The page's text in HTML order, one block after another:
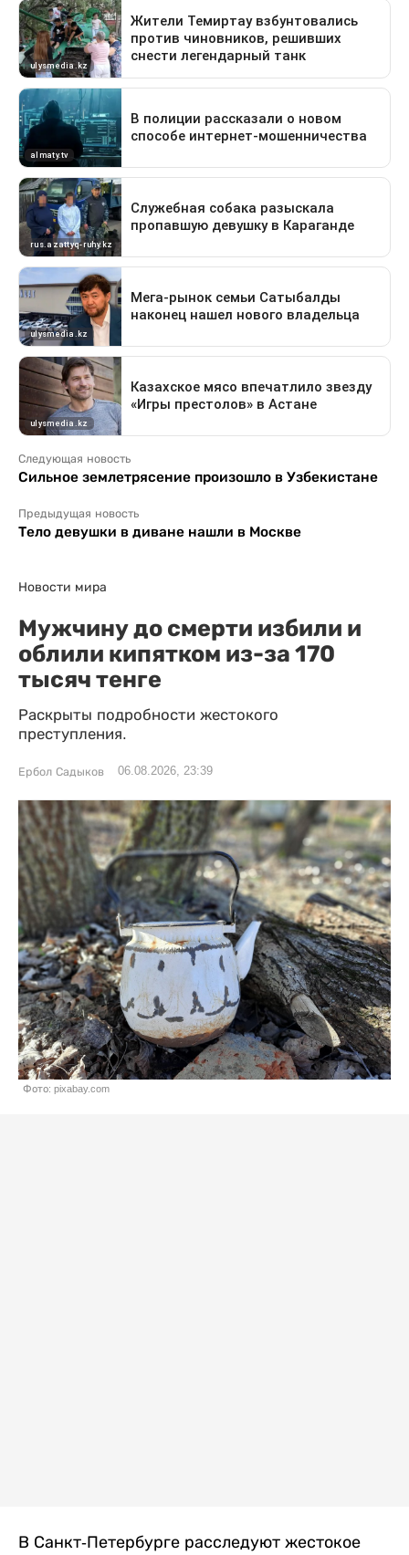
Следующая новость
Сильное землетрясение произошло в Узбекистане
Предыдущая новость
Тело девушки в диване нашли в Москве
Новости мира
Мужчину до смерти избили и
облили кипятком из-за 170
тысяч тенге
Раскрыты подробности жестокого
преступления.
Ербол Садыков 06.08.2026, 23:39
Фото: pixabay.com
В Санкт-Петербурге расследуют жестокое